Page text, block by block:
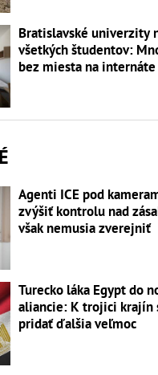
Bratislavské univerzity
všetkých študentov:
bez miesta na internáte
Agenti ICE pod
zvýšiť kontrolu nad
však nemusia zverejniť
Turecko láka Egypt do
aliancie: K trojici krajín
pridať ďalšia veľmoc